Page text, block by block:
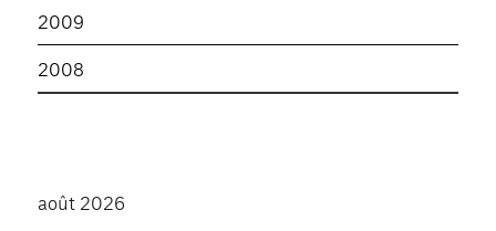
2009
2008
août 2026